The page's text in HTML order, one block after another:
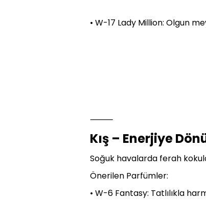
• W-17 Lady Million: Olgun
⸻
Kış – Enerjiye
Soğuk havalarda ferah
Önerilen Parfümler:
• W-6 Fantasy: Tatlılıkla